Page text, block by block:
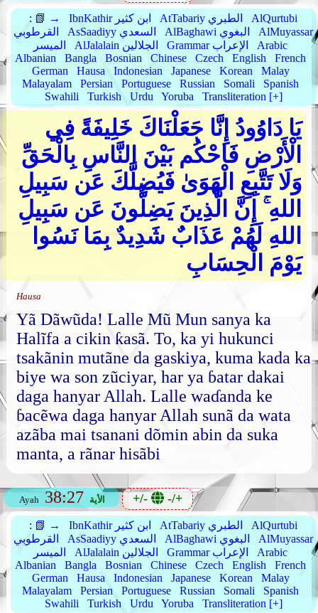
: 📗 → IbnKathir ابن كثير AtTabariy الطبري
AlQurtubi
القرطوبي
AsSaadiyy السعدي AlBaghawi البغوي
AlMuyassar
الميسر
AlJalalain الجلالين Grammar الإعراب
Arabic
Albanian
Bangla Bosnian Chinese Czech English
French
German
Hausa Indonesian Japanese Korean
Malay
Malayalam
Persian Portuguese Russian Somali
Spanish
Swahili
Turkish Urdu Yoruba Transliteration [+]
يَا دَاوُودُ إِنَّا جَعَلْنَاكَ خَلِيفَةً فِي
الْأَرْضِ فَاحْكُم بَيْنَ النَّاسِ بِالْحَقِّ
وَلَا تَتَّبِعِ الْهَوَىٰ فَيُضِلَّكَ عَن سَبِيلِ
اللهِ ۚ إِنَّ الَّذِينَ يَضِلُّونَ عَن سَبِيلِ
اللهِ لَهُمْ عَذَابٌ شَدِيدٌ بِمَا نَسُوا
يَوْمَ الْحِسَابِ
Hausa
Yã Dãwũda! Lalle Mũ Mun sanya ka
Halĩfa a cikin ƙasã. To, ka yi hukunci
tsakãnin mutãne da gaskiya, kuma kada ka
biye wa son zũciyar, har ya ɓatar dakai
daga hanyar Allah. Lalle waɗanda ke
ɓacẽwa daga hanyar Allah sunã da wata
azãba mai tsanani dõmin abin da suka
manta, a rãnar hisãbi
Ayah 38:27 الأية +/- -/+
: 📗 → IbnKathir ابن كثير AtTabariy الطبري
AlQurtubi
القرطوبي
AsSaadiyy السعدي AlBaghawi البغوي
AlMuyassar
الميسر
AlJalalain الجلالين Grammar الإعراب
Arabic
Albanian
Bangla Bosnian Chinese Czech English
French
German
Hausa Indonesian Japanese Korean
Malay
Malayalam
Persian Portuguese Russian Somali
Spanish
Swahili
Turkish Urdu Yoruba Transliteration [+]